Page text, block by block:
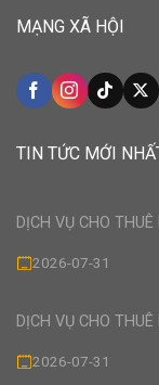
MẠNG XÃ HỘI
TIN TỨC MỚI
DỊCH VỤ CHO
2026-07-31
DỊCH VỤ CHO
2026-07-31